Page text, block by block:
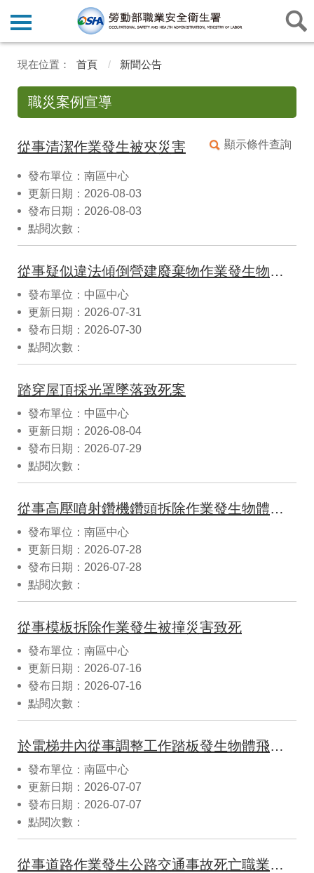
首頁 新聞公告
職災案例宣導
顯示條件查詢
從事清潔作業發生被夾災害
發布單位：南區中心
更新日期：2026-08-03
發布日期：2026-08-03
點閱次數：
從事疑似違法傾倒營建廢棄物作業發生物體倒塌致死災害
發布單位：中區中心
更新日期：2026-07-31
發布日期：2026-07-30
點閱次數：
踏穿屋頂採光罩墜落致死案
發布單位：中區中心
更新日期：2026-08-04
發布日期：2026-07-29
點閱次數：
從事高壓噴射鑽機鑽頭拆除作業發生物體飛落致死災害
發布單位：南區中心
更新日期：2026-07-28
發布日期：2026-07-28
點閱次數：
從事模板拆除作業發生被撞災害致死
發布單位：南區中心
更新日期：2026-07-16
發布日期：2026-07-16
點閱次數：
於電梯井內從事調整工作踏板發生物體飛落致死災害
發布單位：南區中心
更新日期：2026-07-07
發布日期：2026-07-07
點閱次數：
從事道路作業發生公路交通事故死亡職業災害